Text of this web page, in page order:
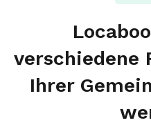
verschiedene
Ihrer